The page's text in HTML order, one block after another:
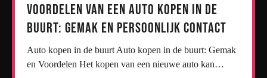
Voordelen van een Auto Kopen in de
Buurt: Gemak en Persoonlijk Contact
Auto kopen in de buurt Auto kopen in de buurt: Gemak
en Voordelen Het kopen van een nieuwe auto kan…